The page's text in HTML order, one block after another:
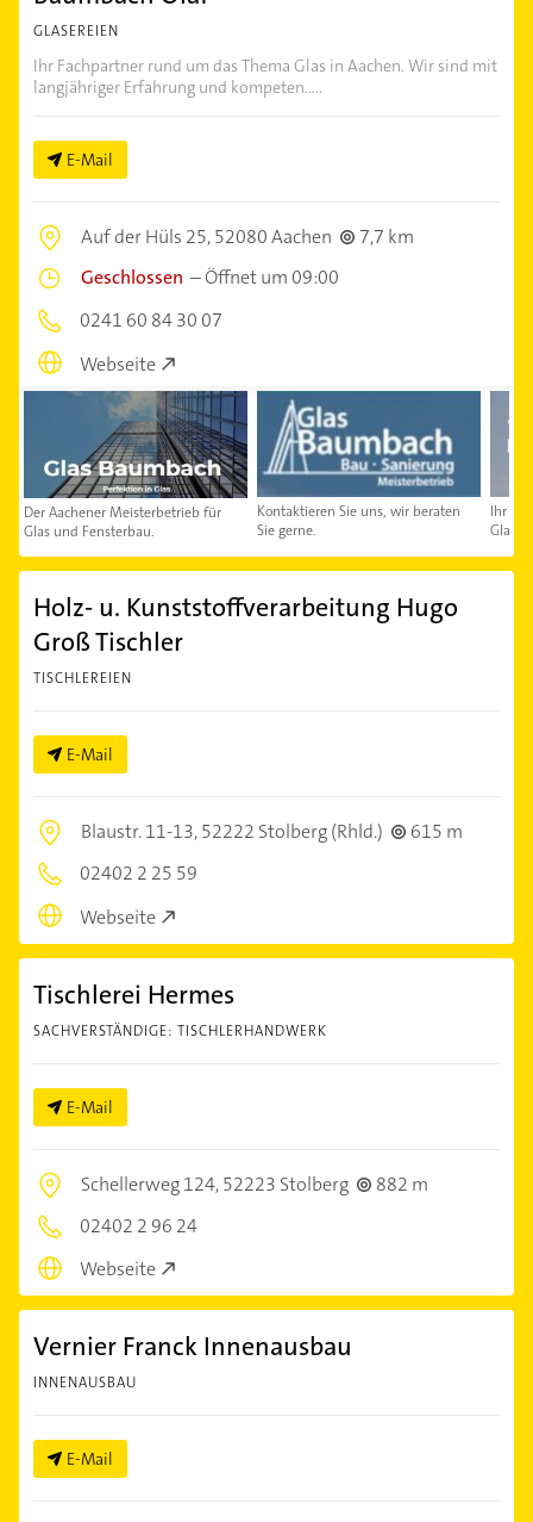
GLASEREIEN
Ihr Fachpartner rund um das Thema Glas in Aachen. Wir sind mit
langjähriger Erfahrung und kompeten.....
E-Mail
Auf der Hüls 25,52080 Aachen
7,7 km
Geschlossen –Öffnet um 09:00
0241 60 84 30 07
Webseite
Der Aachener Meisterbetrieb für
Glas und Fensterbau.
Kontaktieren Sie uns, wir beraten
Sie gerne.
Ihr
Glas
Holz- u. Kunststoffverarbeitung Hugo
Groß Tischler
TISCHLEREIEN
E-Mail
Blaustr. 11-13,52222 Stolberg (Rhld.)
615 m
02402 2 25 59
Webseite
Tischlerei Hermes
SACHVERSTÄNDIGE: TISCHLERHANDWERK
E-Mail
Schellerweg 124,52223 Stolberg
882 m
02402 2 96 24
Webseite
Vernier Franck Innenausbau
INNENAUSBAU
E-Mail